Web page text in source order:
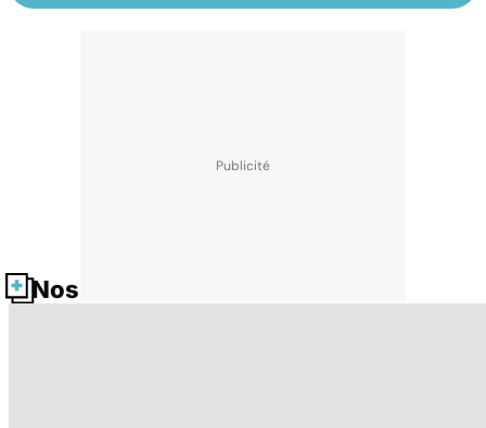
Nos fiches santé